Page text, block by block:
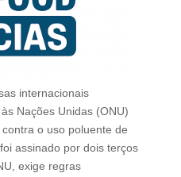
internacionais
Nações Unidas (ONU)
o uso poluente de
assinado por dois terços
exige regras